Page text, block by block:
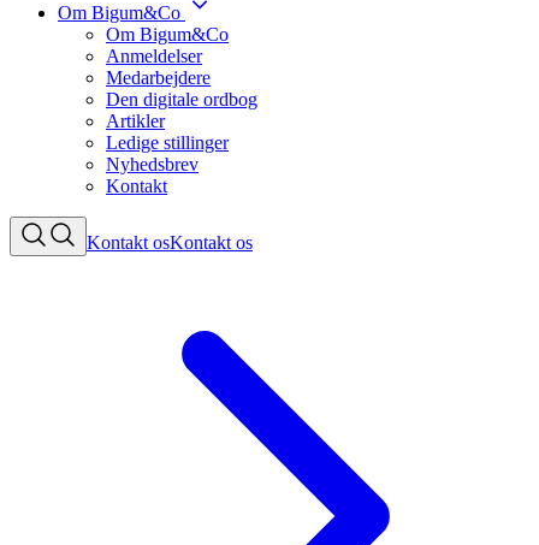
Om Bigum&Co
Om Bigum&Co
Anmeldelser
Medarbejdere
Den digitale ordbog
Artikler
Ledige stillinger
Nyhedsbrev
Kontakt
Kontakt osKontakt os